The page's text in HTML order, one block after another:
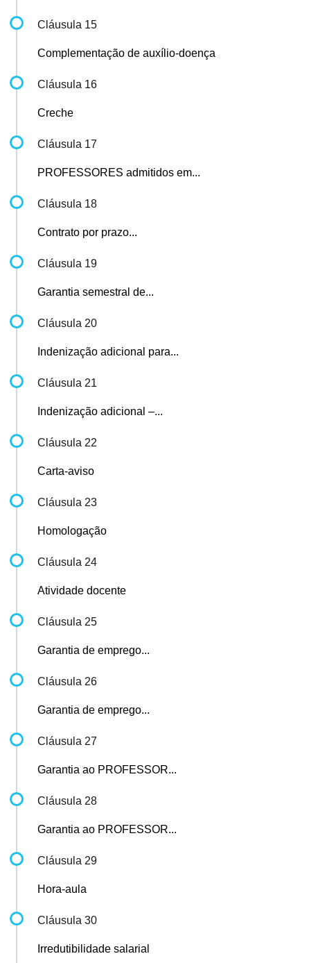
Cláusula 15
Complementação de auxílio-doença
Cláusula 16
Creche
Cláusula 17
PROFESSORES admitidos em...
Cláusula 18
Contrato por prazo...
Cláusula 19
Garantia semestral de...
Cláusula 20
Indenização adicional para...
Cláusula 21
Indenização adicional –...
Cláusula 22
Carta-aviso
Cláusula 23
Homologação
Cláusula 24
Atividade docente
Cláusula 25
Garantia de emprego...
Cláusula 26
Garantia de emprego...
Cláusula 27
Garantia ao PROFESSOR...
Cláusula 28
Garantia ao PROFESSOR...
Cláusula 29
Hora-aula
Cláusula 30
Irredutibilidade salarial